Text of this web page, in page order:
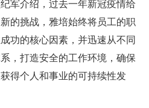
军介绍，过去一年新冠疫情给
的挑战，雅培始终将员工的职
功的核心因素，并迅速从不同
，打造安全的工作环境，确保
得个人和事业的可持续性发